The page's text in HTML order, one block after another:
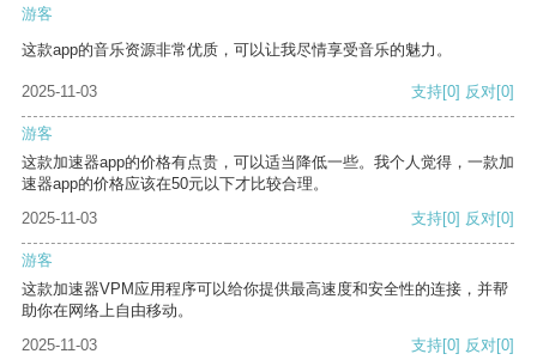
游客
这款app的音乐资源非常优质，可以让我尽情享受音乐的魅力。
2025-11-03 支持[0] 反对[0]
游客
这款加速器app的价格有点贵，可以适当降低一些。我个人觉得，一款加
速器app的价格应该在50元以下才比较合理。
2025-11-03
支持[0] 反对[0]
游客
这款加速器VPM应用程序可以给你提供最高速度和安全性的连接，并帮
助你在网络上自由移动。
2025-11-03
支持[0] 反对[0]